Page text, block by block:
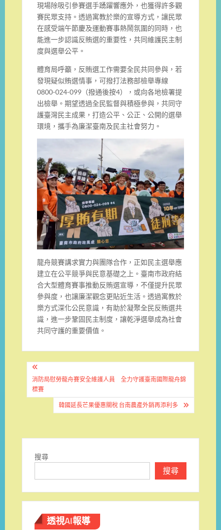
現場除吸引參賽選手踴躍響應外，也獲得許多觀
賽民眾支持。透過寓教於樂的宣導方式，讓民眾
在感受端午節慶及運動賽事熱鬧氛圍的同時，也
能進一步認識反賄選的重要性，共同維護民主制
度與選舉公平。
體育局呼籲，反賄選工作需要全民共同參與，若
發現疑似賄選情事，可撥打法務部檢舉專線
0800-024-099（撥通後按4），或向各地檢署提
出檢舉。期望透過全民監督與積極參與，共同守
護臺灣民主成果，打造公平、公正、公開的選舉
環境，攜手為廉潔臺南及民主社會努力。
龍舟競賽講求實力與團隊合作，正如民主選舉應
建立在公平競爭與民意基礎之上。臺南市政府結
合大型體育賽事推動反賄選宣導，不僅提升民眾
參與度，也讓廉潔觀念更貼近生活。透過寓教於
樂方式深化公民意識，有助於凝聚全民反賄選共
識，進一步鞏固民主制度，讓乾淨選舉成為社會
共同守護的重要價值。
文
章
導
消防局慰勞龍舟賽安全維護人員 全力守護臺南國際龍舟錦
標賽
韓國延長芒果優惠關稅 台南農產外銷再添利多
搜尋
搜尋
透視AI報導